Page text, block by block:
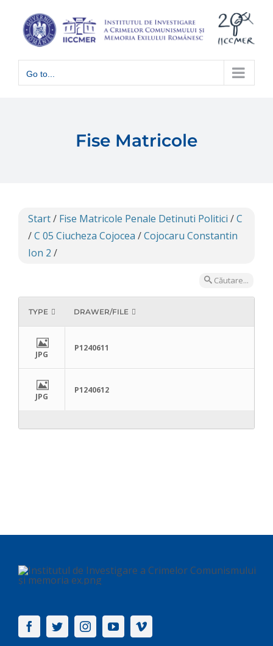
content
Go to...
Fise Matricole
Start/ Fise Matricole Penale Detinuti Politici /C
/C 05 Ciucheza Cojocea /Cojocaru Constantin
Ion 2 /
Căutare...
TYPE DRAWER/FILE
JPG
P1240611
JPG
P1240612